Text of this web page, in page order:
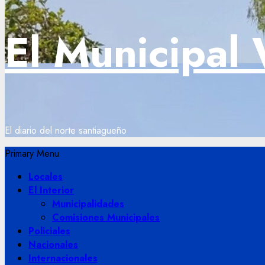
El Municipal
El diario del norte santiagueño
Primary Menu
Locales
El Interior
Municipalidades
Comisiones Municipales
Policiales
Nacionales
Internacionales